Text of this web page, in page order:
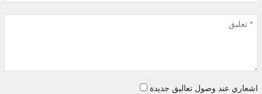
اشعاري عند وصول تعاليق جديدة